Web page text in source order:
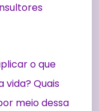
o que
vida? Quais
meio dessa